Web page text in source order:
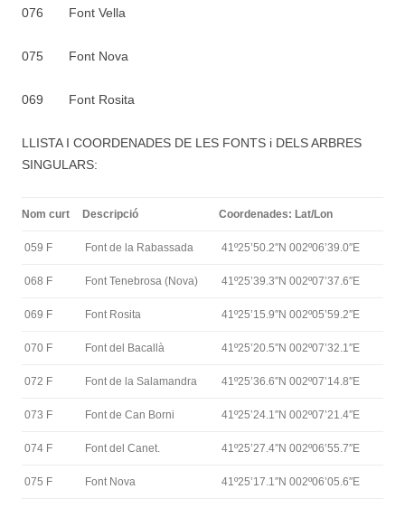
076 Font Vella
075 Font Nova
069 Font Rosita
LLISTA I COORDENADES DE LES FONTS i DELS ARBRES
SINGULARS:
Nom curt Descripció Coordenades: Lat/Lon
059 F Font de la Rabassada 41º25’50.2″N 002º06’39.0″E
068 F Font Tenebrosa (Nova) 41º25’39.3″N 002º07’37.6″E
069 F Font Rosita 41º25’15.9″N 002º05’59.2″E
070 F Font del Bacallà 41º25’20.5″N 002º07’32.1″E
072 F Font de la Salamandra 41º25’36.6″N 002º07’14.8″E
073 F Font de Can Borni 41º25’24.1″N 002º07’21.4″E
074 F Font del Canet. 41º25’27.4″N 002º06’55.7″E
075 F Font Nova 41º25’17.1″N 002º06’05.6″E